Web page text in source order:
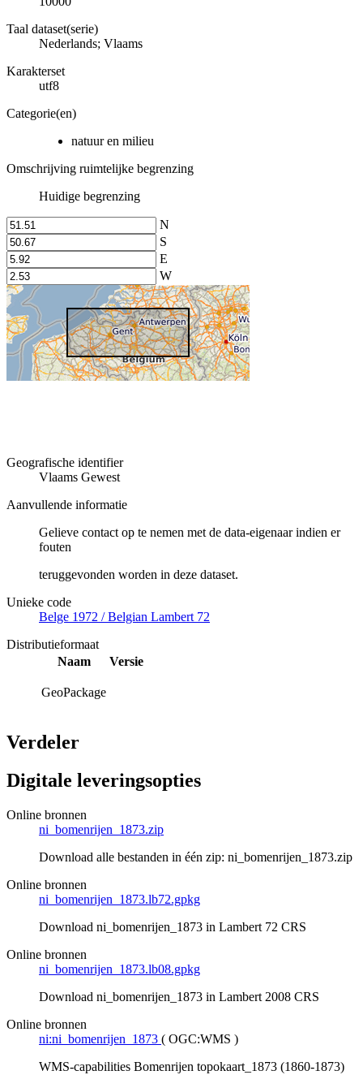
Taal dataset(serie)
Nederlands; Vlaams
Karakterset
utf8
Categorie(en)
natuur en milieu
Omschrijving ruimtelijke begrenzing
Huidige begrenzing
N
S
E
W
Geografische identifier
Vlaams Gewest
Aanvullende informatie
Gelieve contact op te nemen met de data-eigenaar indien er
fouten
teruggevonden worden in deze dataset.
Unieke code
Belge 1972 / Belgian Lambert 72
Distributieformaat
Naam
Versie
GeoPackage
Verdeler
Digitale leveringsopties
Online bronnen
ni_bomenrijen_1873.zip
Download alle bestanden in één zip: ni_bomenrijen_1873.zip
Online bronnen
ni_bomenrijen_1873.lb72.gpkg
Download ni_bomenrijen_1873 in Lambert 72 CRS
Online bronnen
ni_bomenrijen_1873.lb08.gpkg
Download ni_bomenrijen_1873 in Lambert 2008 CRS
Online bronnen
ni:ni_bomenrijen_1873 ( OGC:WMS )
WMS-capabilities Bomenrijen topokaart_1873 (1860-1873)